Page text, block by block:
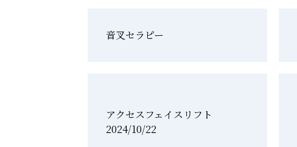
音叉セラピー
アクセスフェイスリフト
2024/10/22